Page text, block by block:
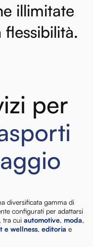
illimitate
flessibilità.
per
diversificata gamma di
configurati per adattarsi
tra cui automotive, moda,
e wellness, editoria e